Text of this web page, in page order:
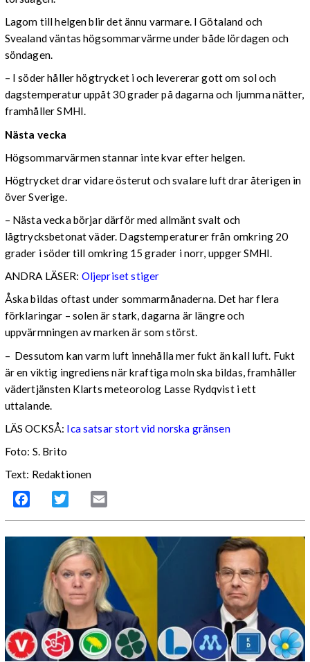
Lagom till helgen blir det ännu varmare. I Götaland och
Svealand väntas högsommarvärme under både lördagen och
söndagen.
– I söder håller högtrycket i och levererar gott om sol och
dagstemperatur uppåt 30 grader på dagarna och ljumma nätter,
framhåller SMHI.
Nästa vecka
Högsommarvärmen stannar inte kvar efter helgen.
Högtrycket drar vidare österut och svalare luft drar återigen in
över Sverige.
– Nästa vecka börjar därför med allmänt svalt och
lågtrycksbetonat väder. Dagstemperaturer från omkring 20
grader i söder till omkring 15 grader i norr, uppger SMHI.
ANDRA LÄSER: Oljepriset stiger
Åska bildas oftast under sommarmånaderna. Det har flera
förklaringar – solen är stark, dagarna är längre och
uppvärmningen av marken är som störst.
– Dessutom kan varm luft innehålla mer fukt än kall luft. Fukt
är en viktig ingrediens när kraftiga moln ska bildas, framhåller
vädertjänsten Klarts meteorolog Lasse Rydqvist i ett
uttalande.
LÄS OCKSÅ: Ica satsar stort vid norska gränsen
Foto: S. Brito
Text: Redaktionen
Facebook Twitter